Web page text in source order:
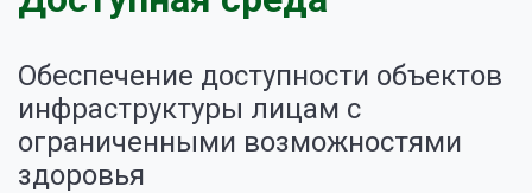
Обеспечение доступности объектов
инфраструктуры лицам с
ограниченными возможностями
здоровья